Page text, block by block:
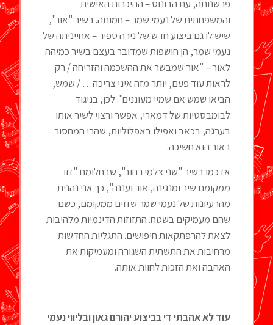
פרשנותה, עם הבונוס – ההיכרות האישית
והמשפחתית של נעמי שמר – חמותה. בשיר "אור",
שיש לו גם ביצוע חדש של נירה ספיר – אחייניתה של
נעמי שמר, הן חושפות שמדובר בעצם בשיר כמיהה
לאור – "אור שמבשר את ההשכמה והזריחה / רק
לראות עוד פעם, יותר מזה איני צריכה… / שמש,
הביאו שמש אם שמיי מעוננים". לכן, בניגוד
לבומבסטיות של דמארי, אפשר ורצוי לשיר אותו
בערגה, בכאב ואפילו באפלוליות, שהרי המחסור
באור הוא חשיכה.
אז כמו בשיר "שני צלמי רחוב", שבחלומם "זזו
ממקומם שיר ומנגינה, אור ועננה", כך אני נהנית
מהרעיונות של נעמי שמר שזזים ממקומם, כשם
שהם מעמיקים בשטח. התזוזות הדינמיות מלהיבות
לצאת להרפתקאות חיפושים. התגליות החדשות
מרחיבות את התשתית השגורה ומעמיקות את
האהבה ואת הזכות לחוות אותה.
עוד לא אהבתי די בביצוע יהורם גאון ובליווי נעמי